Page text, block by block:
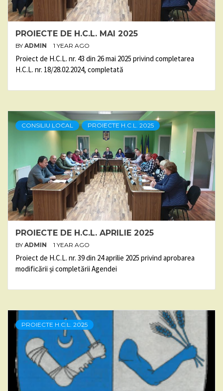
PROIECTE DE H.C.L. MAI 2025
BY ADMIN 1 YEAR AGO
Proiect de H.C.L. nr. 43 din 26 mai 2025 privind completarea
H.C.L. nr. 18/28.02.2024, completată
CONSILIU LOCAL PROIECTE H.C.L. 2025
PROIECTE DE H.C.L. APRILIE 2025
BY ADMIN 1 YEAR AGO
Proiect de H.C.L. nr. 39 din 24 aprilie 2025 privind aprobarea
modificării și completării Agendei
PROIECTE H.C.L. 2025